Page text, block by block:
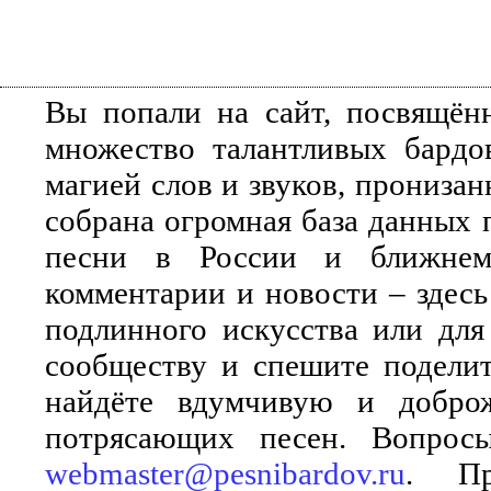
Вы попали на сайт,
множество талантливых
магией слов и звуков,
собрана огромная база
песни в России и ближнем
комментарии и новости –
подлинного искусства или
сообществу и спешите
найдёте вдумчивую и
потрясающих песен.
webmaster@pesnibardov.ru.